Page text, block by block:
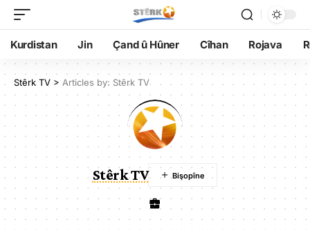
Kurdistan Jin Çand û Hûner Cîhan Rojava
Stêrk TV > Articles by: Stêrk TV
Stêrk TV